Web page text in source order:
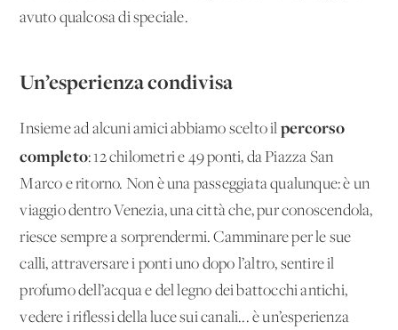
avuto qualcosa di speciale.
Un’esperienza condivisa
Insieme ad alcuni amici abbiamo scelto il percorso
completo: 12 chilometri e 49 ponti, da Piazza San
Marco e ritorno. Non è una passeggiata qualunque: è un
viaggio dentro Venezia, una città che, pur conoscendola,
riesce sempre a sorprendermi. Camminare per le sue
calli, attraversare i ponti uno dopo l’altro, sentire il
profumo dell’acqua e del legno dei battocchi antichi,
vedere i riflessi della luce sui canali... è un’esperienza